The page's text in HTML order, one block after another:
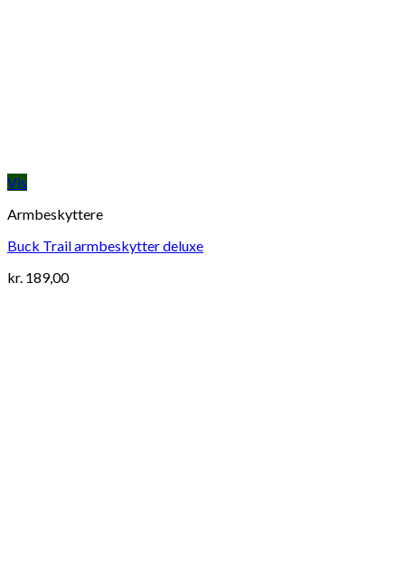
Vis
Armbeskyttere
Buck Trail armbeskytter deluxe
kr. 189,00